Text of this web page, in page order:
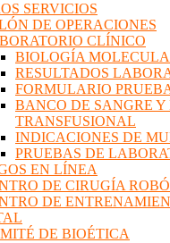
SERVICIOS
DE OPERACIONES
CLÍNICO
BIOLOGÍA
RESULTADOS
FORMULARIO
BANCO DE SANGRE
TRANSFUSIONAL
INDICACIONES DE
PRUEBAS DE
EN LÍNEA
DE CIRUGÍA
DE
DE BIOÉTICA